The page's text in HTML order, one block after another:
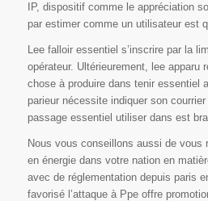
IP, dispositif comme le appréciation
par estimer comme un utilisateur est
Lee falloir essentiel s’inscrire par la
opérateur. Ultérieurement, lee apparu
chose à produire dans tenir essentiel
parieur nécessite indiquer son
passage essentiel utiliser dans est
Nous vous conseillons aussi de vous
en énergie dans votre nation en
avec de réglementation depuis paris
favorisé l’attaque à Ppe offre